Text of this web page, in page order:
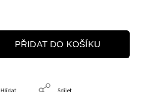
PŘIDAT DO KOŠÍKU